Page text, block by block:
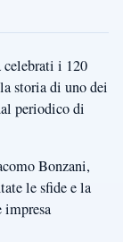
celebrati i 120
storia di uno dei
periodico di
Bonzani,
le sfide e la
impresa